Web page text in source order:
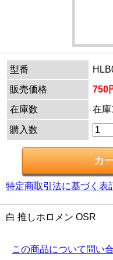
型番
販売価格
750
在庫数
在
購入数
特定商取引法に基づく表
白 推しホロメン OSR
この商品について問い